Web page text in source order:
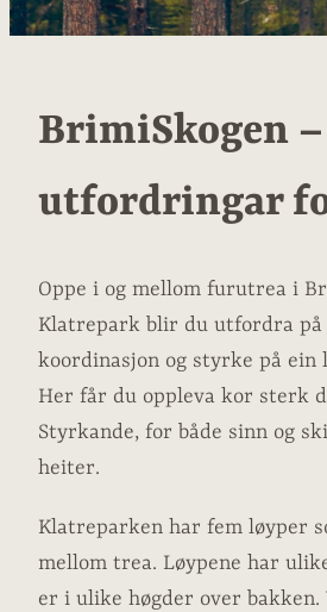
BrimiSkogen –
utfordringar
Oppe i og mellom furutrea i
Klatrepark blir du utfordra på
koordinasjon og styrke på ein
Her får du oppleva kor sterk
Styrkande, for både sinn og
heiter.
Klatreparken har fem løyper
mellom trea. Løypene har
er i ulike høgder over bakken.